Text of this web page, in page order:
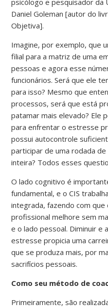
psicólogo e pesquisador da
Daniel Goleman [autor do
Objetiva].
Imagine, por exemplo, que
filial para a matriz de uma
pessoas e agora esse
funcionários. Será que ele
para isso? Mesmo que
processos, será que está
patamar mais elevado? Ele
para enfrentar o estresse
possui autocontrole
participar de uma rodada
inteira? Todos esses
O lado cognitivo é
fundamental, e o CIS
integrada, fazendo com
profissional melhore sem
e o lado pessoal. Diminuir e
estresse propicia uma
que se produza mais, por
sacrifícios pessoais.
Como seu método de
Primeiramente, são